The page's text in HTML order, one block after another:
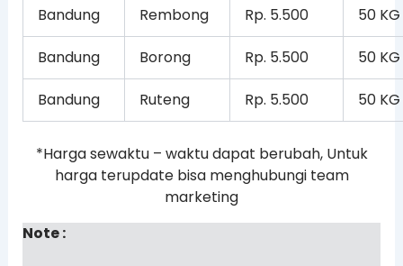
Bandung Rembong Rp. 5.500 50 KG
Bandung Borong Rp. 5.500 50 KG
Bandung Ruteng Rp. 5.500 50 KG
*Harga sewaktu – waktu dapat berubah, Untuk
harga terupdate bisa menghubungi team
marketing
Note :